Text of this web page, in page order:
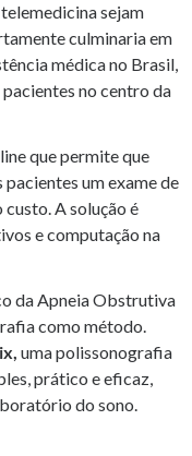
sejam
culminaria em
médica no Brasil,
pacientes no centro da
que permite que
um exame de
A solução é
e computação na
da Apneia Obstrutiva
como método.
uma polissonografia
prático e eficaz,
do sono.